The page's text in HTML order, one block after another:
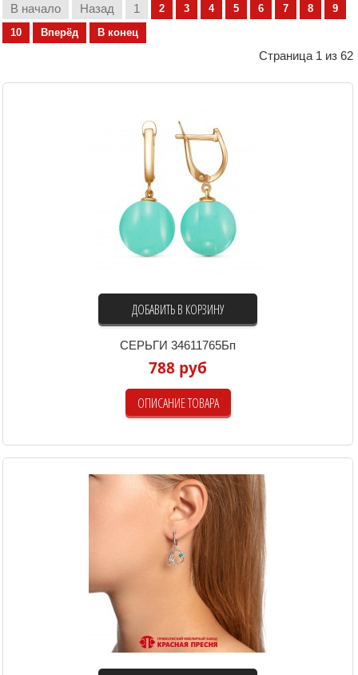
В начало Назад 1 2 3 4 5 6 7 8
9
10
Вперёд В конец
Страница 1 из 62
ДОБАВИТЬ В КОРЗИНУ
СЕРЬГИ 34611765Бп
788 руб
ОПИСАНИЕ ТОВАРА